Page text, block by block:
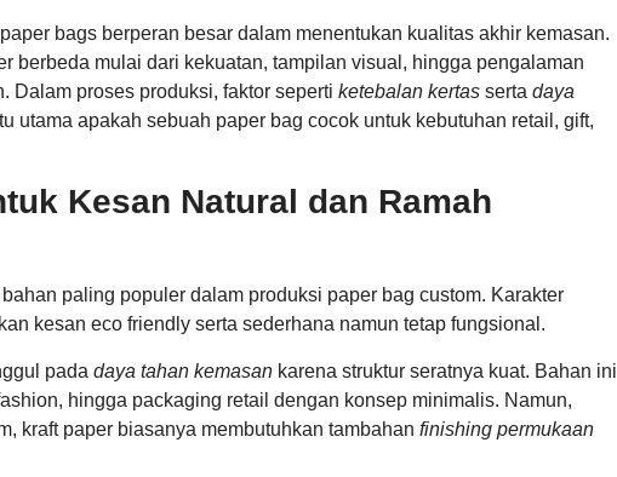
bags berperan besar dalam menentukan kualitas akhir kemasan.
berbeda mulai dari kekuatan, tampilan visual, hingga pengalaman
Dalam proses produksi, faktor seperti ketebalan kertas serta daya
utama apakah sebuah paper bag cocok untuk kebutuhan retail, gift,
Kesan Natural dan Ramah
paling populer dalam produksi paper bag custom. Karakter
kesan eco friendly serta sederhana namun tetap fungsional.
pada daya tahan kemasan karena struktur seratnya kuat. Bahan ini
hingga packaging retail dengan konsep minimalis. Namun,
kraft paper biasanya membutuhkan tambahan finishing permukaan